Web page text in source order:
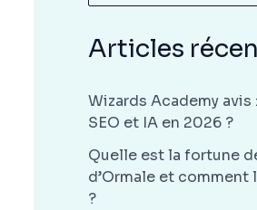
Articles
Wizards Academy
SEO et IA en 2026 ?
Quelle est la fortune
d’Ormale et
?